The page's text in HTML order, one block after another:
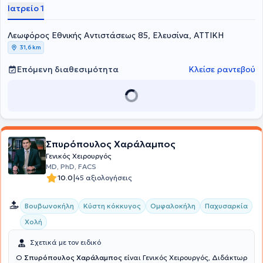
Ιατρείο 1
Λεωφόρος Εθνικής Αντιστάσεως 85, Ελευσίνα, ΑΤΤΙΚΗ
31,6 km
Επόμενη διαθεσιμότητα Κλείσε ραντεβού
Σπυρόπουλος Χαράλαμπος
Γενικός Χειρουργός
MD, PhD, FACS
10.0|45 αξιολογήσεις
Βουβωνοκήλη Κύστη κόκκυγος Ομφαλοκήλη
Παχυσαρκία
Χολή
Σχετικά με τον ειδικό
Ο Σπυρόπουλος Χαράλαμπος είναι Γενικός Χειρουργός, Διδάκτωρ